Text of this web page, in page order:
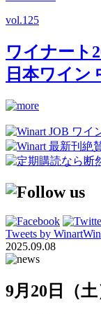
vol.125
ワイナート
日本ワイ
Tweets by
2025.09.08
9月20日（